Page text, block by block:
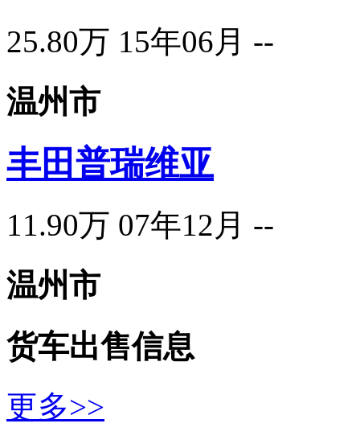
25.80万 15年06月 --
温州市
丰田普瑞维亚
11.90万 07年12月 --
温州市
货车出售信息
更多>>